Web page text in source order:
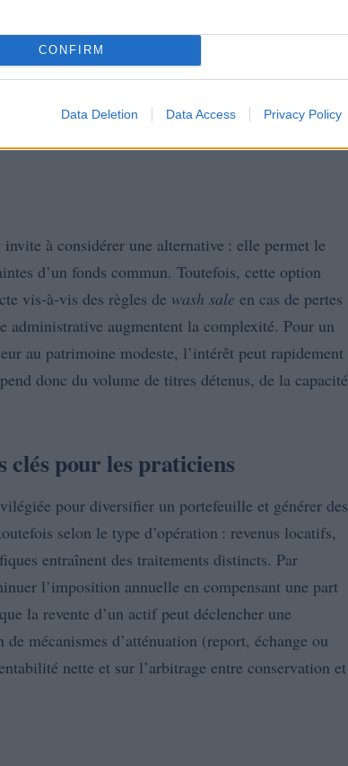
CONFIRM
Data Deletion Data Access Privacy Policy
invite à considérer une alternative : elle permet le
d’un fonds commun. Toutefois, cette option
vis‑à‑vis des règles de wash sale en cas de pertes
administrative augmentent la complexité. Pour un
au patrimoine modeste, l’intérêt peut rapidement
donc du volume de titres détenus, de la capacité
pour les praticiens
pour diversifier un portefeuille et générer des
selon le type d’opération : revenus locatifs,
entraînent des traitements distincts. Par
l’imposition annuelle en compensant une part
la revente d’un actif peut déclencher une
mécanismes d’atténuation (report, échange ou
nette et sur l’arbitrage entre conservation et